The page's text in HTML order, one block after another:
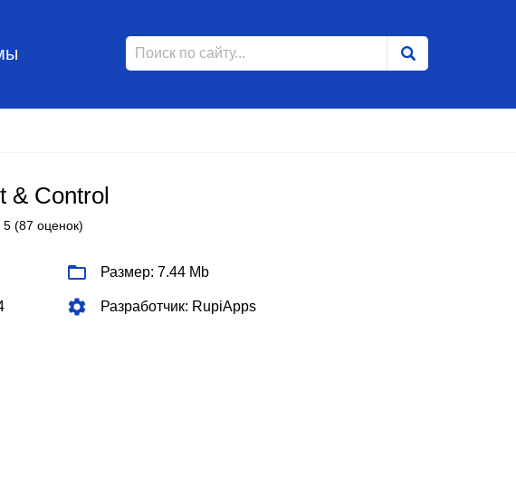
& Control
5 (87 оценок)
Размер: 7.44 Mb
Разработчик: RupiApps